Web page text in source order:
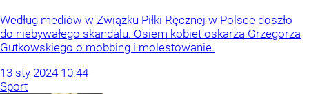
Według mediów w Związku Piłki Ręcznej w Polsce doszło
do niebywałego skandalu. Osiem kobiet oskarża Grzegorza
Gutkowskiego o mobbing i molestowanie.
13 sty 2024 10:44
Sport